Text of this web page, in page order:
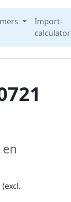
Import-
calculator